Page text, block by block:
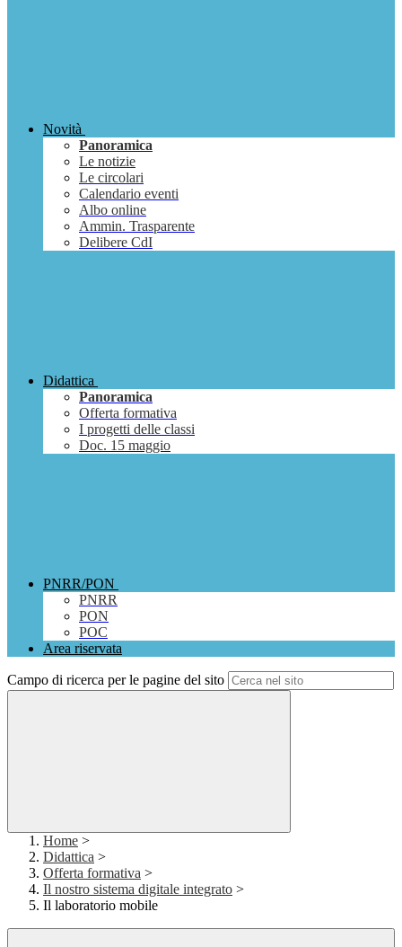
Novità
Panoramica
Le notizie
Le circolari
Calendario eventi
Albo online
Ammin. Trasparente
Delibere CdI
Didattica
Panoramica
Offerta formativa
I progetti delle classi
Doc. 15 maggio
PNRR/PON
PNRR
PON
POC
Area riservata
Campo di ricerca per le pagine del sito
Home >
Didattica >
Offerta formativa >
Il nostro sistema digitale integrato >
Il laboratorio mobile